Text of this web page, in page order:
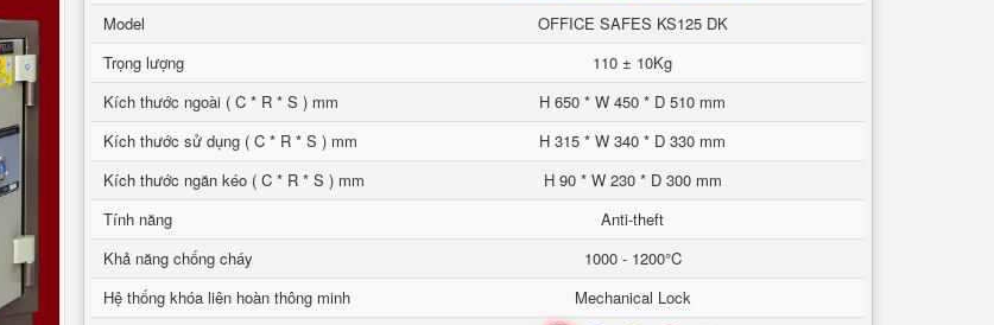
Model
OFFICE SAFES KS125 DK
Trọng lượng
110 ± 10Kg
Kích thước ngoài ( C * R * S ) mm
H 650 * W 450 * D 510 mm
Kích thước sử dụng ( C * R * S ) mm
H 315 * W 340 * D 330 mm
Kích thước ngăn kéo ( C * R * S ) mm
H 90 * W 230 * D 300 mm
Tính năng
Anti-theft
Khả năng chống cháy
1000 - 1200°C
Hệ thống khóa liên hoàn thông minh
Mechanical Lock